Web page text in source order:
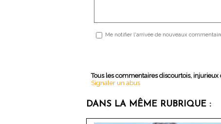
Me notifier l'arrivée de nouveaux
Tous les commentaires discourtois,
Signaler un abus
DANS LA MÊME RUBRIQUE :